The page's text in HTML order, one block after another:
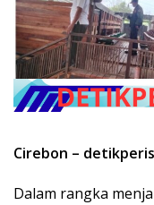
Cirebon –
Dalam rangka